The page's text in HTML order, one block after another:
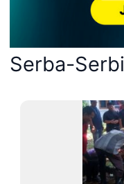
Serba-Serbi